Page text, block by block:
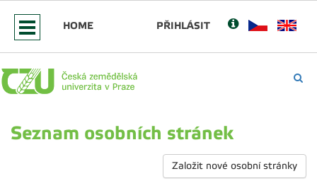
HOME PŘIHLÁSIT
Seznam osobních stránek
Založit nové osobní stránky